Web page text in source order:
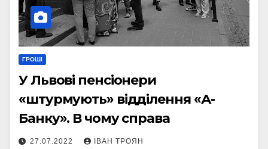
ГРОШІ
У Львові пенсіонери
«штурмують» відділення «А-
Банку». В чому справа
27.07.2022 ІВАН ТРОЯН